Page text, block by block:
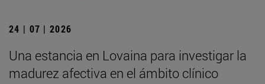
24 | 07 | 2026
Una estancia en Lovaina para investigar la
madurez afectiva en el ámbito clínico